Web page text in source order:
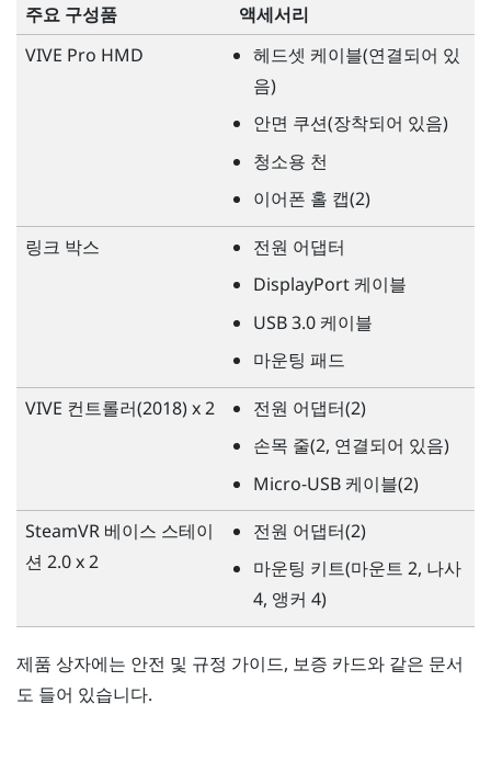
주요 구성품
액세서리
VIVE Pro HMD
헤드셋 케이블(연결되어 있
음)
안면 쿠션(장착되어 있음)
청소용 천
이어폰 홀 캡(2)
링크 박스
전원 어댑터
DisplayPort케이블
USB 3.0 케이블
마운팅 패드
VIVE 컨트롤러(2018) x 2
전원 어댑터(2)
손목 줄(2, 연결되어 있음)
Micro-USB 케이블(2)
SteamVR 베이스 스테이
션 2.0 x 2
전원 어댑터(2)
마운팅 키트(마운트 2, 나사
4, 앵커 4)
제품 상자에는 안전 및 규정 가이드, 보증 카드와 같은 문서
도 들어 있습니다.